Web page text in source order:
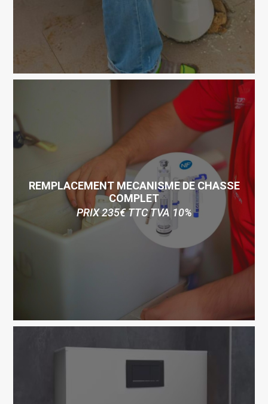
REMPLACEMENT MECANISME DE CHASSE
COMPLET
PRIX 235€ TTC TVA 10%